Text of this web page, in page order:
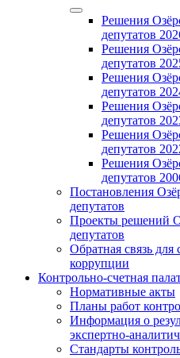
Решения
депутатов
Решения
депутатов
Решения
депутатов
Решения
депутатов
Решения
депутатов
Решения
депутатов
Постановления
депутатов
Проекты решений
депутатов
Обратная связь
коррупции
Контрольно-счетная
Нормативные акты
Планы работ
Информация о
экспертно-
Стандарты